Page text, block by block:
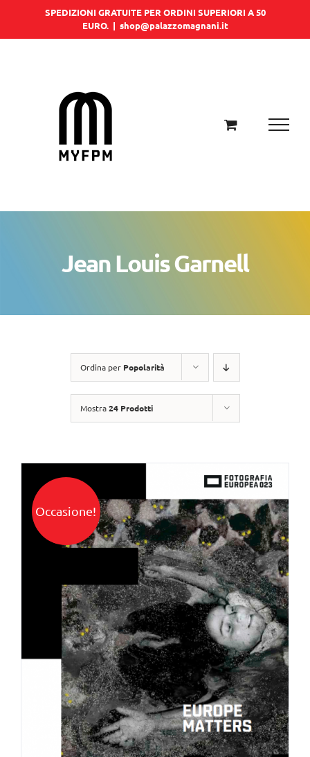
SPEDIZIONI GRATUITE PER ORDINI SUPERIORI A 50
EURO. | shop@palazzomagnani.it
Jean Louis Garnell
Ordina per Popolarità
Mostra24 Prodotti
Occasione!